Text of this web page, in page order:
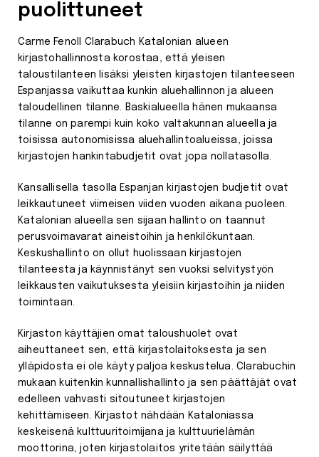
puolittuneet
Carme Fenoll Clarabuch Katalonian alueen
kirjastohallinnosta korostaa, että yleisen
taloustilanteen lisäksi yleisten kirjastojen tilanteeseen
Espanjassa vaikuttaa kunkin aluehallinnon ja alueen
taloudellinen tilanne. Baskialueella hänen mukaansa
tilanne on parempi kuin koko valtakunnan alueella ja
toisissa autonomisissa aluehallintoalueissa, joissa
kirjastojen hankintabudjetit ovat jopa nollatasolla.
Kansallisella tasolla Espanjan kirjastojen budjetit ovat
leikkautuneet viimeisen viiden vuoden aikana puoleen.
Katalonian alueella sen sijaan hallinto on taannut
perusvoimavarat aineistoihin ja henkilökuntaan.
Keskushallinto on ollut huolissaan kirjastojen
tilanteesta ja käynnistänyt sen vuoksi selvitystyön
leikkausten vaikutuksesta yleisiin kirjastoihin ja niiden
toimintaan.
Kirjaston käyttäjien omat taloushuolet ovat
aiheuttaneet sen, että kirjastolaitoksesta ja sen
ylläpidosta ei ole käyty paljoa keskustelua. Clarabuchin
mukaan kuitenkin kunnallishallinto ja sen päättäjät ovat
edelleen vahvasti sitoutuneet kirjastojen
kehittämiseen. Kirjastot nähdään Kataloniassa
keskeisenä kulttuuritoimijana ja kulttuurielämän
moottorina, joten kirjastolaitos yritetään säilyttää